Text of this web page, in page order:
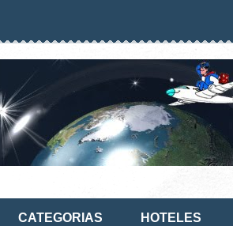
CATEGORIAS HOTELES